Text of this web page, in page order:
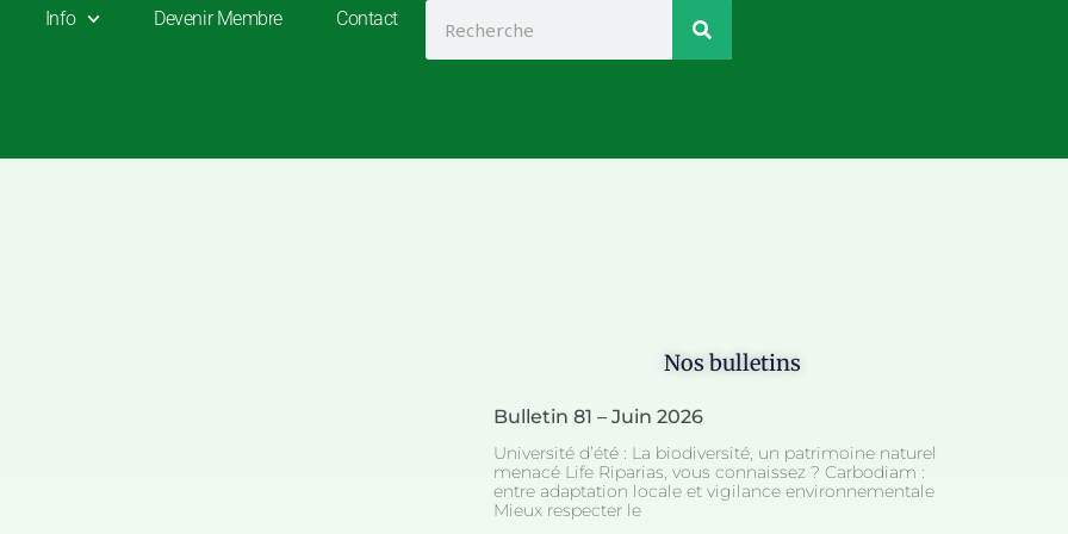
Info Devenir Membre Contact
Nos bulletins
Bulletin 81 – Juin 2026
Université d’été : La biodiversité, un patrimoine naturel
menacé Life Riparias, vous connaissez ? Carbodiam :
entre adaptation locale et vigilance environnementale
Mieux respecter le